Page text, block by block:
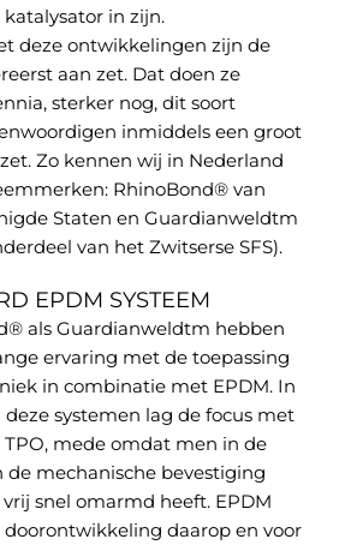
in zijn.
deze ontwikkelingen zijn de
aan zet. Dat doen ze
sterker nog, dit soort
inmiddels een groot
Zo kennen wij in Nederland
RhinoBond® van
Staten en Guardianweldtm
van het Zwitserse SFS).
EPDM SYSTEEM
als Guardianweldtm hebben
ervaring met de toepassing
in combinatie met EPDM. In
systemen lag de focus met
TPO, mede omdat men in de
de mechanische bevestiging
snel omarmd heeft. EPDM
doorontwikkeling daarop en voor